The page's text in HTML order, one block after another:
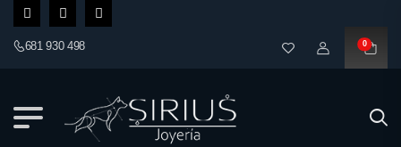
681 930 498 0